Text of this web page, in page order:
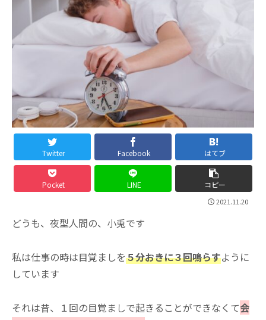
Twitter Facebook はてブ
Pocket LINE コピー
2021.11.20
どうも、夜型人間の、小兎です
私は仕事の時は目覚ましを５分おきに３回鳴らすように
しています
それは昔、１回の目覚ましで起きることができなくて会